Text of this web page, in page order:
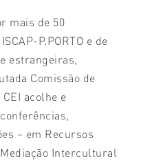
mais de 50
P.PORTO e de
estrangeiras,
Comissão de
acolhe e
– em Recursos
Intercultural